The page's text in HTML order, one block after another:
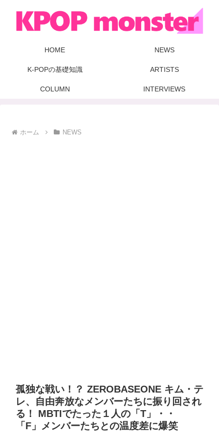
HOME NEWS
K-POPの基礎知識 ARTISTS
COLUMN INTERVIEWS
ホーム NEWS
孤独な戦い！？ ZEROBASEONE キム・テ
レ、自由奔放なメンバーたちに振り回され
る！ MBTIでたった１人の「T」・・
「F」メンバーたちとの温度差に爆笑